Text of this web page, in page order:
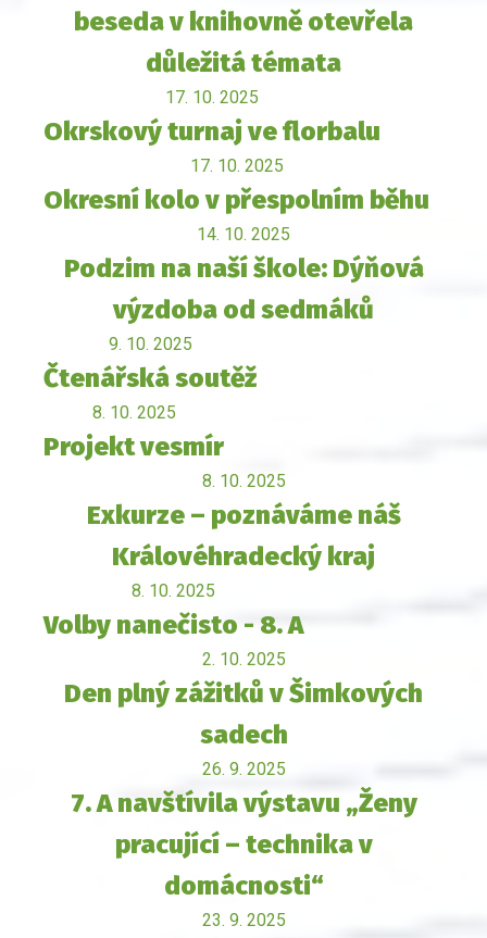
beseda v knihovně otevřela
důležitá témata
17. 10. 2025
Okrskový turnaj ve florbalu
17. 10. 2025
Okresní kolo v přespolním běhu
14. 10. 2025
Podzim na naší škole: Dýňová
výzdoba od sedmáků
9. 10. 2025
Čtenářská soutěž
8. 10. 2025
Projekt vesmír
8. 10. 2025
Exkurze – poznáváme náš
Královéhradecký kraj
8. 10. 2025
Volby nanečisto - 8. A
2. 10. 2025
Den plný zážitků v Šimkových
sadech
26. 9. 2025
7. A navštívila výstavu „Ženy
pracující – technika v
domácnosti“
23. 9. 2025